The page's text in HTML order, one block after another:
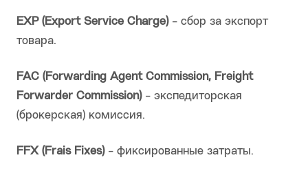
EXP (Export Service Charge)- сбор за экспорт
товара.
FAC (Forwarding Agent Commission, Freight
Forwarder Commission)- экспедиторская
(брокерская) комиссия.
FFX (Frais Fixes)- фиксированные затраты.